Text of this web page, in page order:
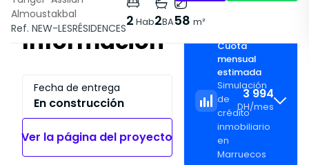
Almoustakbal
Ref. NEW-LESRÉSIDENCES2 Hab2BA58 m²
Información
Fecha de entrega
En construcción
Ver la página del proyecto
Cuota
mensual
estimada
Simulación
de
crédito
inmobiliario
en
Marruecos
3 994
DH/mes